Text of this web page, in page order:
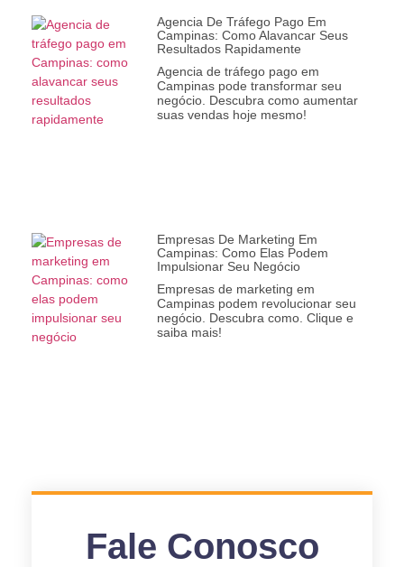
Agencia De Tráfego Pago Em
Campinas: Como Alavancar Seus
Resultados Rapidamente
Agencia de tráfego pago em
Campinas pode transformar seu
negócio. Descubra como aumentar
suas vendas hoje mesmo!
Empresas De Marketing Em
Campinas: Como Elas Podem
Impulsionar Seu Negócio
Empresas de marketing em
Campinas podem revolucionar seu
negócio. Descubra como. Clique e
saiba mais!
Fale Conosco